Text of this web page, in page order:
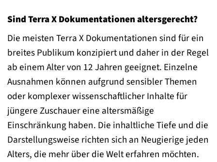
Sind Terra X Dokumentationen altersgerecht?
Die meisten Terra X Dokumentationen sind für ein
breites Publikum konzipiert und daher in der Regel
ab einem Alter von 12 Jahren geeignet. Einzelne
Ausnahmen können aufgrund sensibler Themen
oder komplexer wissenschaftlicher Inhalte für
jüngere Zuschauer eine altersmäßige
Einschränkung haben. Die inhaltliche Tiefe und die
Darstellungsweise richten sich an Neugierige jeden
Alters, die mehr über die Welt erfahren möchten.